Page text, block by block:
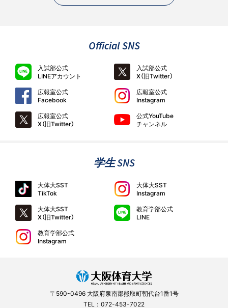
Official SNS
入試部公式
LINEアカウント
入試部公式
X（旧Twitter）
広報室公式
Facebook
広報室公式
Instagram
広報室公式
X（旧Twitter）
公式YouTube
チャンネル
学生 SNS
大体大SST
TikTok
大体大SST
Instagram
大体大SST
X（旧Twitter）
教育学部公式
LINE
教育学部公式
Instagram
〒590-0496 大阪府泉南郡熊取町朝代台1番1号
TEL：072-453-7022